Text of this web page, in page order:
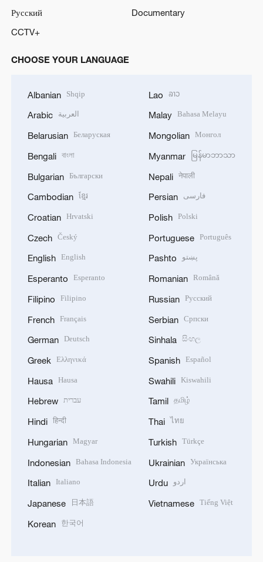
Русский
Documentary
CCTV+
CHOOSE YOUR LANGUAGE
Albanian Shqip
Arabic العربية
Belarusian Беларуская
Bengali বাংলা
Bulgarian Български
Cambodian ខ្មែរ
Croatian Hrvatski
Czech Český
English English
Esperanto Esperanto
Filipino Filipino
French Français
German Deutsch
Greek Ελληνικά
Hausa Hausa
Hebrew עברית
Hindi हिन्दी
Hungarian Magyar
Indonesian Bahasa Indonesia
Italian Italiano
Japanese 日本語
Korean 한국어
Lao ລາວ
Malay Bahasa Melayu
Mongolian Монгол
Myanmar မြန်မာဘာသာ
Nepali नेपाली
Persian فارسی
Polish Polski
Portuguese Português
Pashto پښتو
Romanian Română
Russian Русский
Serbian Српски
Sinhala සිංහල
Spanish Español
Swahili Kiswahili
Tamil தமிழ்
Thai ไทย
Turkish Türkçe
Ukrainian Українська
Urdu اردو
Vietnamese Tiếng Việt